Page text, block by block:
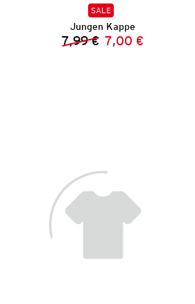
SALE
Jungen Kappe
Vorheriger Preis:
7,99 € Neuer Preis:
7,00 €